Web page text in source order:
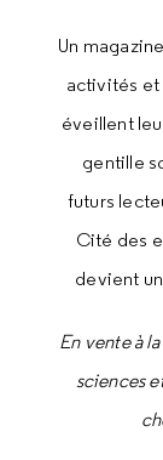
Un
activités et
éveillent
gentille
futurs
Cité des
devient
En vente à
sciences